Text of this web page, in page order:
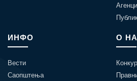
ИНФО
Вести
Саопштења
О